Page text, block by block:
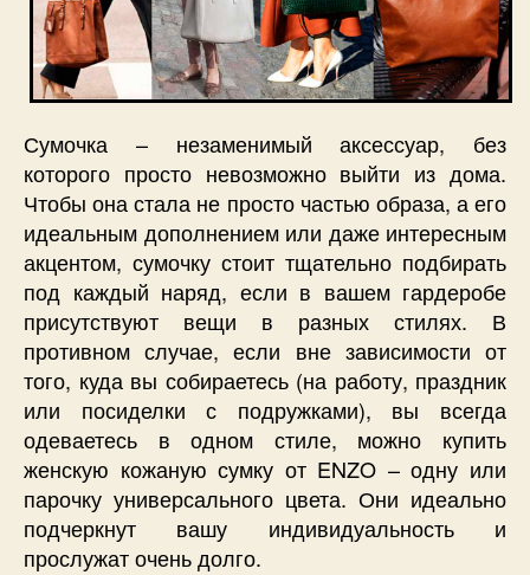
Сумочка – незаменимый аксессуар, без
которого просто невозможно выйти из дома.
Чтобы она стала не просто частью образа, а его
идеальным дополнением или даже интересным
акцентом, сумочку стоит тщательно подбирать
под каждый наряд, если в вашем гардеробе
присутствуют вещи в разных стилях. В
противном случае, если вне зависимости от
того, куда вы собираетесь (на работу, праздник
или посиделки с подружками), вы всегда
одеваетесь в одном стиле, можно купить
женскую кожаную сумку от ENZO – одну или
парочку универсального цвета. Они идеально
подчеркнут вашу индивидуальность и
прослужат очень долго.